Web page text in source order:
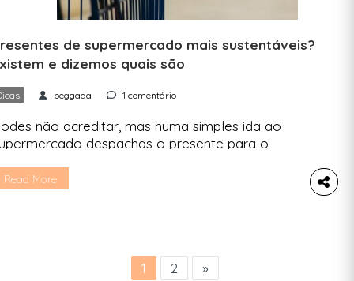
de supermercado mais sustentáveis?
e dizemos quais são
peggada 1 comentário
não acreditar, mas numa simples ida ao
despachas o presente para o
sugestões. A saga dos presentes repete-
Read More
1 2 »